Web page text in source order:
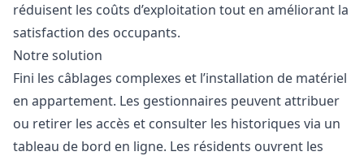
réduisent les coûts d’exploitation tout en améliorant la
satisfaction des occupants.
Notre solution
Fini les câblages complexes et l’installation de matériel
en appartement. Les gestionnaires peuvent attribuer
ou retirer les accès et consulter les historiques via un
tableau de bord en ligne. Les résidents ouvrent les